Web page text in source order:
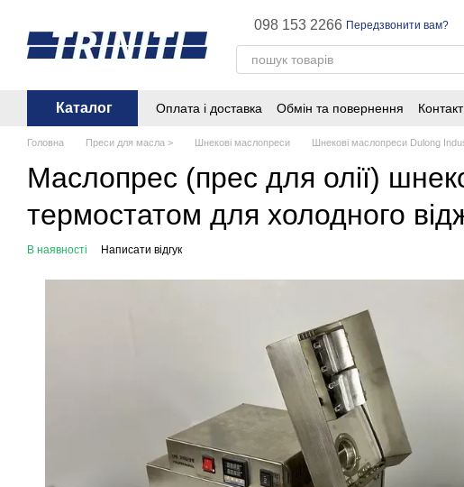
098 153 2266 Передзвонити вам?
Каталог Оплата і доставка Обмін та повернення
Головна Преси для масла > Шнекові маслопреси Шнекові маслопреси Dulong
Маслопрес (прес для олії)
термостатом для холодного
В наявності Написати відгук